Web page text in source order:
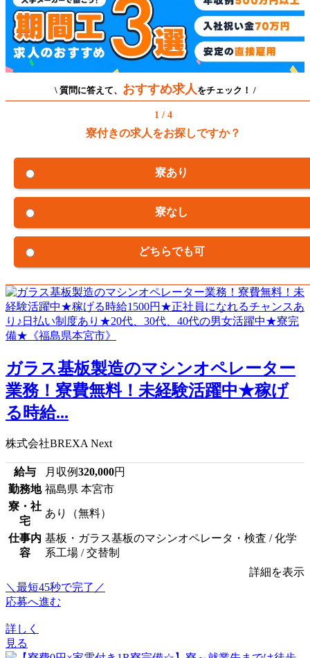
\ 質問に答えて、 おすすめ求人 をチェック！ /
1 / 4
寮付きの求人をお探しですか？
寮あり
寮なし
どちらでも可
ガラス基板製造のマシンオペレーター
業務！寮費無料！未経験活躍中★稼げ
る時給...
株式会社BREXA Next
給与 月収例320,000円
勤務地 福島県 本宮市
寮・社
宅
あり（無料）
仕事内
容
基板・ガラス基板のマシンオペレータ・検査 / 化学
系工場 / 交替制
詳細を表示
＼最短45秒で完了／
応募へ進む
詳しく
見る